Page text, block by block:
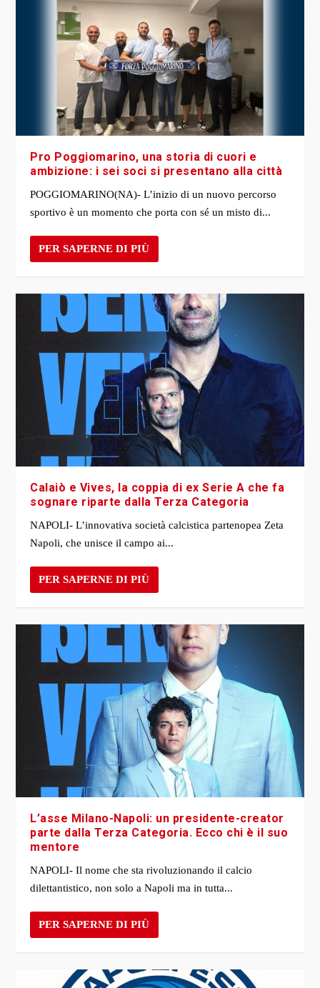
Pro Poggiomarino, una storia di cuori e
ambizione: i sei soci si presentano alla città
POGGIOMARINO(NA)- L’inizio di un nuovo percorso
sportivo è un momento che porta con sé un misto di...
PER SAPERNE DI PIÙ
Calaiò e Vives, la coppia di ex Serie A che fa
sognare riparte dalla Terza Categoria
NAPOLI- L’innovativa società calcistica partenopea Zeta
Napoli, che unisce il campo ai...
PER SAPERNE DI PIÙ
L’asse Milano-Napoli: un presidente-creator
parte dalla Terza Categoria. Ecco chi è il suo
mentore
NAPOLI- Il nome che sta rivoluzionando il calcio
dilettantistico, non solo a Napoli ma in tutta...
PER SAPERNE DI PIÙ